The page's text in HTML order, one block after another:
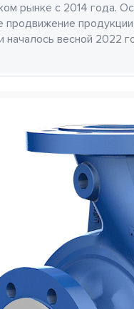
рынке с 2014 года.
продвижение
началось весной 2022